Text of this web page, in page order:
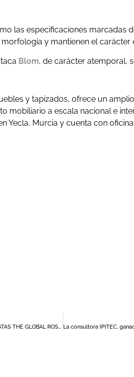
las especificaciones marcadas
y mantienen el carácter
Blom, de carácter atemporal,
y tapizados, ofrece un
mobiliario a escala nacional e
Yecla, Murcia y cuenta con
LOS VINOS DOP JUMILLA PREMIADOS EN LAS CATAS THE GLOBAL ROSÉ MASTERS 2021